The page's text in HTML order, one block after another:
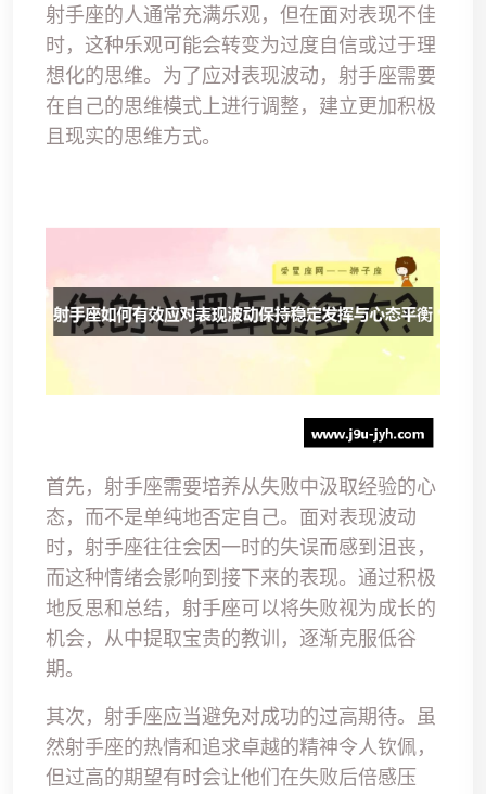
射手座的人通常充满乐观，但在面对表现不佳
时，这种乐观可能会转变为过度自信或过于理
想化的思维。为了应对表现波动，射手座需要
在自己的思维模式上进行调整，建立更加积极
且现实的思维方式。
首先，射手座需要培养从失败中汲取经验的心
态，而不是单纯地否定自己。面对表现波动
时，射手座往往会因一时的失误而感到沮丧，
而这种情绪会影响到接下来的表现。通过积极
地反思和总结，射手座可以将失败视为成长的
机会，从中提取宝贵的教训，逐渐克服低谷
期。
其次，射手座应当避免对成功的过高期待。虽
然射手座的热情和追求卓越的精神令人钦佩，
但过高的期望有时会让他们在失败后倍感压